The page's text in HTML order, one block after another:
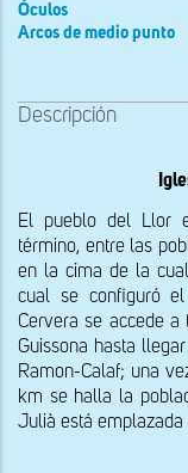
Óculos
Arcos de medio punto
Descripción
El pueblo del Llor
término, entre las
en la cima de la
cual se configuró
Cervera se accede a
Guissona hasta
Ramon-Calaf; una
km se halla la
Julià está emplazada